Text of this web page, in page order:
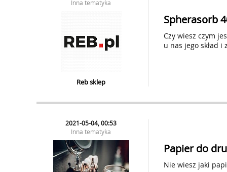
Inna tematyka
Reb sklep
Spherasorb
Czy wiesz czym
u nas jego skład i
2021-05-04, 00:53
Inna tematyka
Papier do
Nie wiesz jaki